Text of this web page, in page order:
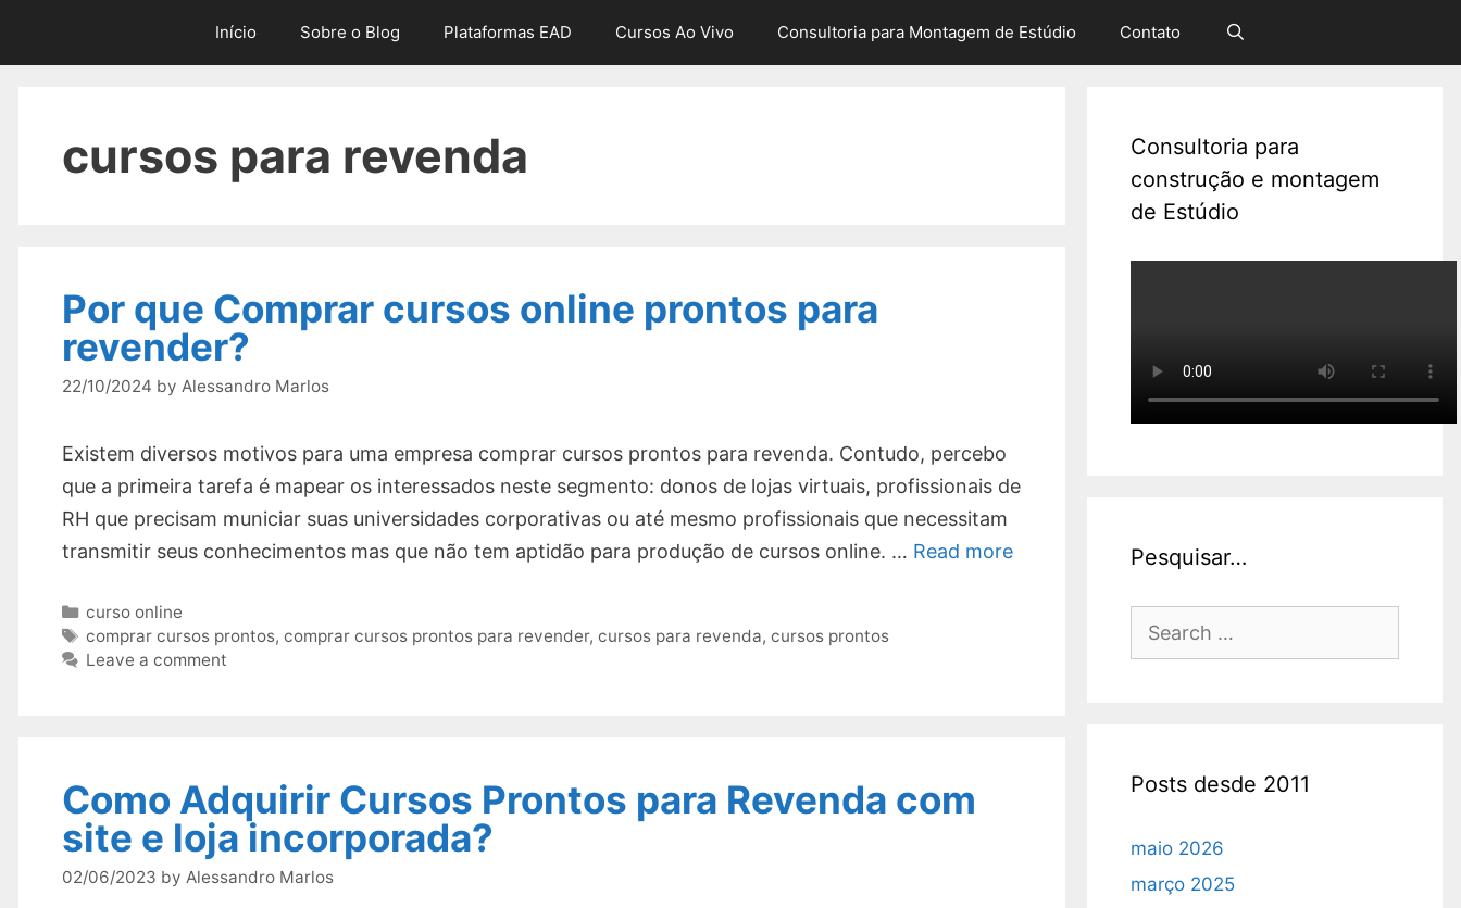
Início Sobre o Blog Plataformas EAD Cursos Ao Vivo Consultoria para Montagem de Estúdio Contato
cursos para revenda
Por que Comprar cursos online prontos para
revender?
22/10/2024 by Alessandro Marlos
Existem diversos motivos para uma empresa comprar cursos prontos para revenda. Contudo, percebo
que a primeira tarefa é mapear os interessados neste segmento: donos de lojas virtuais, profissionais de
RH que precisam municiar suas universidades corporativas ou até mesmo profissionais que necessitam
transmitir seus conhecimentos mas que não tem aptidão para produção de cursos online. … Read more
Categories
curso online
Tags
comprar cursos prontos,comprar cursos prontos para revender,cursos para revenda,cursos prontos
Leave a comment
Como Adquirir Cursos Prontos para Revenda com
site e loja incorporada?
02/06/2023 by Alessandro Marlos
Consultoria para
construção e montagem
de Estúdio
Pesquisar…
Search
Posts desde 2011
maio 2026
março 2025